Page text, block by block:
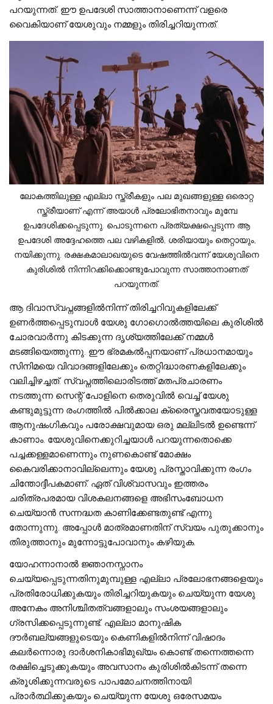
പറയുന്നത്. ഈ ഉപദേശി സാത്താനാണെന്ന് വളരെ
വൈകിയാണ് യേശുവും നമ്മളും തിരിച്ചറിയുന്നത്.
ലോകത്തിലുള്ള എല്ലാ സ്ത്രീകളും പല മുഖങ്ങളുള്ള ഒരൊറ്റ
സ്ത്രീയാണ് എന്ന് അയാള്‍ പ്രലോഭിതനാവും മുമ്പേ
ഉപദേശിക്കപ്പെടുന്നു. പൊടുന്നനെ പ്രത്യക്ഷപ്പെടുന്ന ആ
ഉപദേശി അദ്ദേഹത്തെ പല വഴികളില്‍, ശരിയായും തെറ്റായും,
നയിക്കുന്നു. രക്ഷകമാലാഖയുടെ വേഷത്തില്‍വന്ന് യേശുവിനെ
കുരിശില്‍ നിന്നിറക്കിക്കൊണ്ടുപോവുന്ന സാത്താനാണത്
പറയുന്നത്.
ആ ദിവാസ്വപ്നങ്ങളില്‍നിന്ന് തിരിച്ചറിവുകളിലേക്ക്
ഉണര്‍ത്തപ്പെടുമ്പാള്‍ യേശു ഗോഗൊല്‍ത്തയിലെ കുരിശില്‍
ചോരവാര്‍ന്നു കിടക്കുന്ന ദൃശ്യത്തിലേക്ക് നമ്മള്‍
മടങ്ങിയെത്തുന്നു. ഈ ഭ്രമകല്‍പ്പനയാണ് പ്രധാനമായും
സിനിമയെ വിവാദങ്ങളിലേക്കും തെറ്റിദ്ധാരണകളിലേക്കും
വലിച്ചിഴച്ചത്. സ്വപ്നത്തിലൊരിടത്ത് മതപ്രചാരണം
നടത്തുന്ന സെന്റ് പോളിനെ തെരുവില്‍ വെച്ച് യേശു
കണ്ടുമുട്ടുന്ന രംഗത്തില്‍ പില്‍ക്കാല ക്രൈസ്തവതയോടുള്ള
ആനുഷംഗികവും പരോക്ഷവുമായ ഒരു മല്ലിടല്‍ ഉണ്ടെന്ന്
കാണാം. യേശുവിനെക്കുറിച്ചയാള്‍ പറയുന്നതൊക്കെ
പച്ചക്കള്ളമാണെന്നും നുണകൊണ്ട് മോക്ഷം
കൈവരിക്കാനാവില്ലെന്നും യേശു പ്രസ്താവിക്കുന്ന രംഗം
ചിന്തോദ്ദീപകമാണ്. ഏത് വിശ്വാസവും ഇത്തരം
ചരിത്രപരമായ വിശകലനങ്ങളെ അഭിസംബോധന
ചെയ്യാന്‍ സന്നദ്ധത കാണിക്കേണ്ടതുണ്ട് എന്നു
തോന്നുന്നു. അപ്പോള്‍ മാത്രമാണതിന് സ്വയം പുതുക്കാനും
തിരുത്താനും മുന്നോട്ടുപോവാനും കഴിയുക.
യോഹന്നാനാല്‍ ജ്ഞാനസ്നാനം
ചെയ്യപ്പെടുന്നതിനുമുമ്പുള്ള എല്ലാ പ്രലോഭനങ്ങളെയും
പ്രതിരോധിക്കുകയും തിരിച്ചറിയുകയും ചെയ്യുന്ന യേശു
അനേകം അനിശ്ചിതത്വങ്ങളാലും സംശയങ്ങളാലും
ഗ്രസിക്കപ്പെടുന്നുണ്ട്. എല്ലാ മാനുഷിക
ദൗര്‍ബല്യങ്ങളുടെയും കെണികളില്‍നിന്ന് വിഷാദം
കലര്‍ന്നൊരു ദാര്‍ശനികാഭിമുഖ്യം കൊണ്ട് തന്നെത്തന്നെ
രക്ഷിച്ചെടുക്കുകയും അവസാനം കുരിശില്‍കിടന്ന് തന്നെ
ക്രൂശിക്കുന്നവരുടെ പാപമോചനത്തിനായി
പ്രാര്‍ത്ഥിക്കുകയും ചെയ്യുന്ന യേശു ഒരേസമയം